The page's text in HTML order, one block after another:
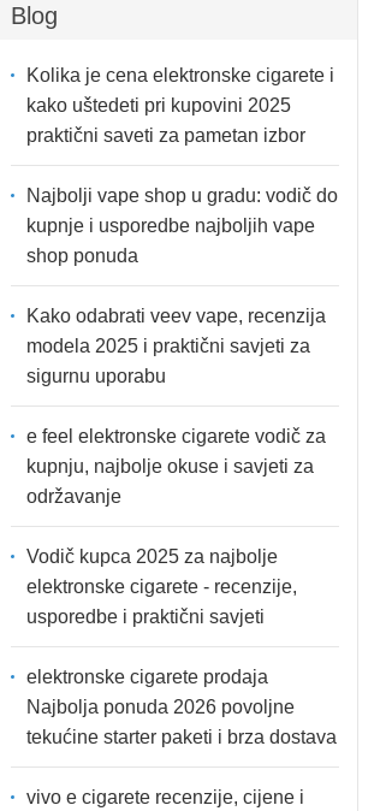
Blog
Kolika je cena elektronske cigarete i
kako uštedeti pri kupovini 2025
praktični saveti za pametan izbor
Najbolji vape shop u gradu: vodič do
kupnje i usporedbe najboljih vape
shop ponuda
Kako odabrati veev vape, recenzija
modela 2025 i praktični savjeti za
sigurnu uporabu
e feel elektronske cigarete vodič za
kupnju, najbolje okuse i savjeti za
održavanje
Vodič kupca 2025 za najbolje
elektronske cigarete - recenzije,
usporedbe i praktični savjeti
elektronske cigarete prodaja
Najbolja ponuda 2026 povoljne
tekućine starter paketi i brza dostava
vivo e cigarete recenzije, cijene i